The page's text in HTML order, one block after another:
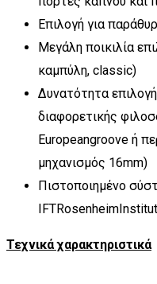
Επιλογή για
Μεγάλη ποικιλία
καμπύλη, classic)
Δυνατότητα
διαφορετικής
Europeangroove ή
μηχανισμός 16mm)
Πιστοποιημένο
Τεχνικά χαρακτηριστικά